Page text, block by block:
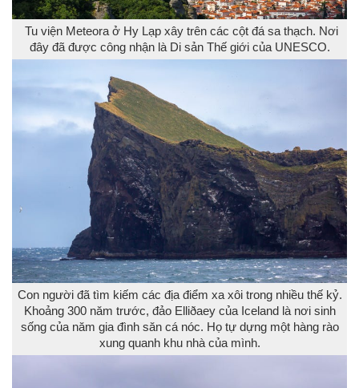
Tu viện Meteora ở Hy Lạp xây trên các cột đá sa thạch. Nơi
đây đã được công nhận là Di sản Thế giới của UNESCO.
Con người đã tìm kiếm các địa điểm xa xôi trong nhiều thế kỷ.
Khoảng 300 năm trước, đảo Elliðaey của Iceland là nơi sinh
sống của năm gia đình săn cá nóc. Họ tự dựng một hàng rào
xung quanh khu nhà của mình.